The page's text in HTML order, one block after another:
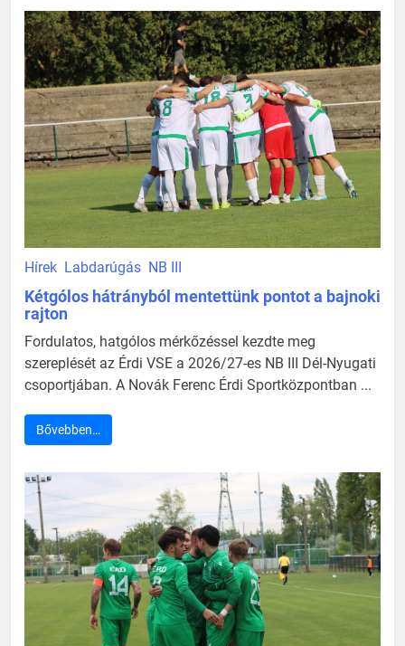
Hírek Labdarúgás NB III
Kétgólos hátrányból mentettünk pontot a bajnoki
rajton
Fordulatos, hatgólos mérkőzéssel kezdte meg
szereplését az Érdi VSE a 2026/27-es NB III Dél-Nyugati
csoportjában. A Novák Ferenc Érdi Sportközpontban ...
Bővebben…